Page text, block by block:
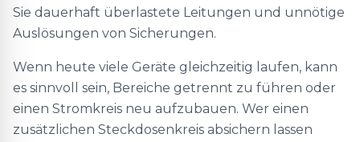
Sie dauerhaft überlastete Leitungen und unnötige
Auslösungen von Sicherungen.
Wenn heute viele Geräte gleichzeitig laufen, kann
es sinnvoll sein, Bereiche getrennt zu führen oder
einen Stromkreis neu aufzubauen. Wer einen
zusätzlichen Steckdosenkreis absichern lassen